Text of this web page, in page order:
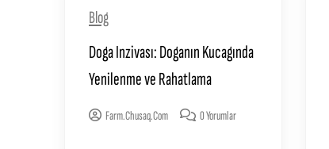
Blog
Doga Inzivası: Doganın Kucagında
Yenilenme ve Rahatlama
Farm.chusaq.com 0 Yorumlar